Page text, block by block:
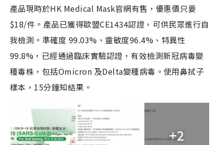
產品現時於HK Medical Mask官網有售，優惠價只要
$18/件。產品已獲得歐盟CE1434認證，可供民眾進行自
我檢測。準確度 99.03%、靈敏度96.4%、特異性
99.8%，已經通過臨床實驗認證，有效檢測新冠病毒變
種毒株，包括Omicron 及Delta變種病毒。使用鼻拭子
樣本，15分鐘知結果。
+2